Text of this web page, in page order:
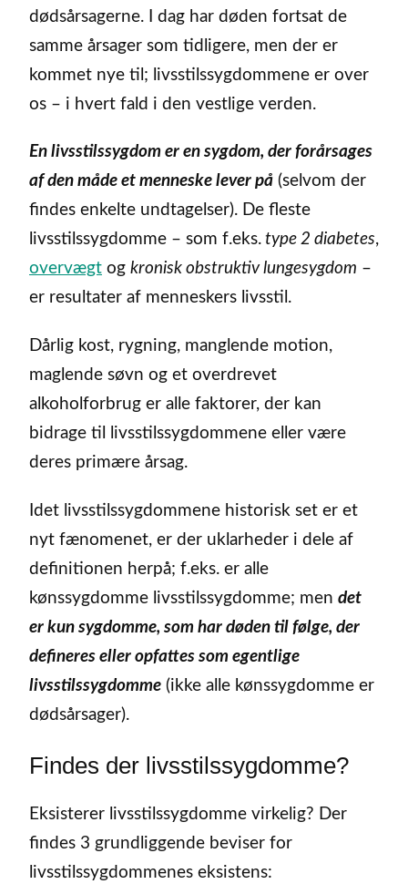
dødsårsagerne. I dag har døden fortsat de
samme årsager som tidligere, men der er
kommet nye til; livsstilssygdommene er over
os – i hvert fald i den vestlige verden.
En livsstilssygdom er en sygdom, der forårsages
af den måde et menneske lever på (selvom der
findes enkelte undtagelser). De fleste
livsstilssygdomme – som f.eks. type 2 diabetes,
overvægt og kronisk obstruktiv lungesygdom –
er resultater af menneskers livsstil.
Dårlig kost, rygning, manglende motion,
maglende søvn og et overdrevet
alkoholforbrug er alle faktorer, der kan
bidrage til livsstilssygdommene eller være
deres primære årsag.
Idet livsstilssygdommene historisk set er et
nyt fænomenet, er der uklarheder i dele af
definitionen herpå; f.eks. er alle
kønssygdomme livsstilssygdomme; men det
er kun sygdomme, som har døden til følge, der
defineres eller opfattes som egentlige
livsstilssygdomme (ikke alle kønssygdomme er
dødsårsager).
Findes der livsstilssygdomme?
Eksisterer livsstilssygdomme virkelig? Der
findes 3 grundliggende beviser for
livsstilssygdommenes eksistens: